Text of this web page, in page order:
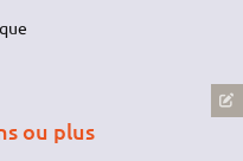
ou plus